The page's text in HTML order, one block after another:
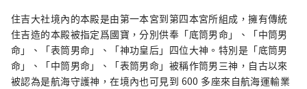
住吉大社境內的本殿是由第一本宮到第四本宮所組成，擁有傳統
住吉造的本殿被指定爲國寶，分別供奉「底筒男命」、「中筒男
命」、「表筒男命」、「神功皇后」四位大神。特別是「底筒男
命」、「中筒男命」、「表筒男命」被稱作筒男三神，自古以來
被認為是航海守護神，在境內也可見到 600 多座來自航海運輸業